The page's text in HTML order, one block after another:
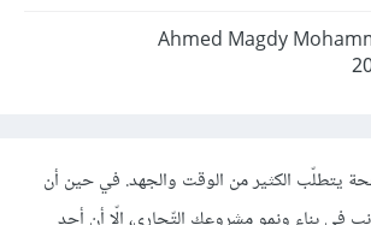
يتطلّب الكثير من الوقت والجهد. في حين أن